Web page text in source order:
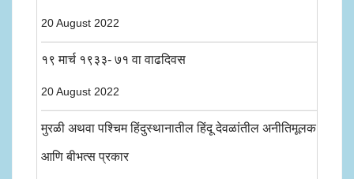
20 August 2022
१९ मार्च १९३३- ७१ वा वाढदिवस
20 August 2022
मुरळी अथवा पश्चिम हिंदुस्थानातील हिंदू देवळांतील अनीतिमूलक
आणि बीभत्स प्रकार